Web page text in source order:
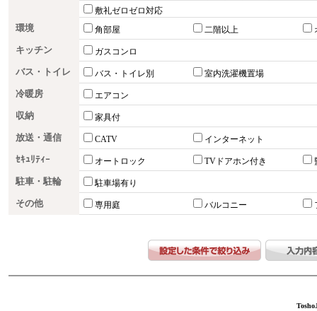
敷礼ゼロゼロ対応
環境 角部屋 二階以上
キッチン ガスコンロ
バス・トイレ バス・トイレ別 室内洗濯機置場
冷暖房 エアコン
収納 家具付
放送・通信 CATV インターネット
ｾｷｭﾘﾃｨｰ オートロック TVドアホン付き
駐車・駐輪 駐車場有り
その他 専用庭 バルコニー